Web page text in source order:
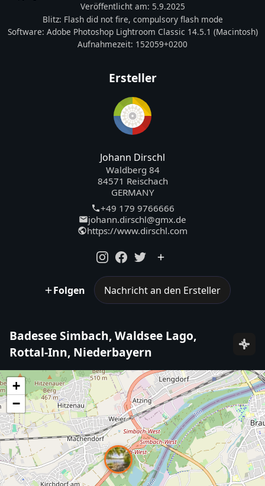
Veröffentlicht am: 5.9.2025
Blitz: Flash did not fire, compulsory flash mode
Software: Adobe Photoshop Lightroom Classic 14.5.1 (Macintosh)
Aufnahmezeit: 152059+0200
Ersteller
Johann Dirschl
Waldberg 84
84571 Reischach
GERMANY
+49 179 9766666
johann.dirschl@gmx.de
https://www.dirschl.com
Folgen Nachricht an den Ersteller
Badesee Simbach, Waldsee Lago,
Rottal-Inn, Niederbayern
+
−